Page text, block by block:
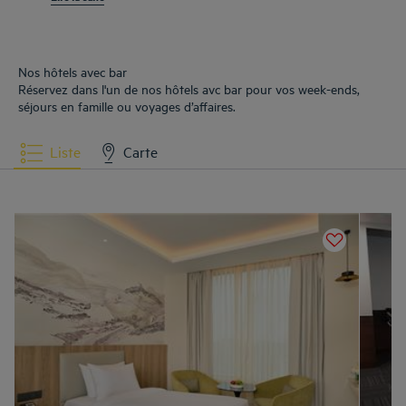
Nos hôtels avec bar
Réservez dans l'un de nos hôtels avc bar pour vos week-ends,
séjours en famille ou voyages d’affaires.
Liste Carte